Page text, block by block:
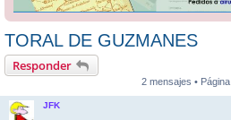
TORAL DE GUZMANES
Responder
2 mensajes • Página
JFK